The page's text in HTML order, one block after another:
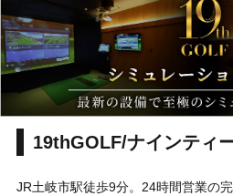
19thGOLF/ナインティ
JR土岐市駅徒歩9分。24時間営業の